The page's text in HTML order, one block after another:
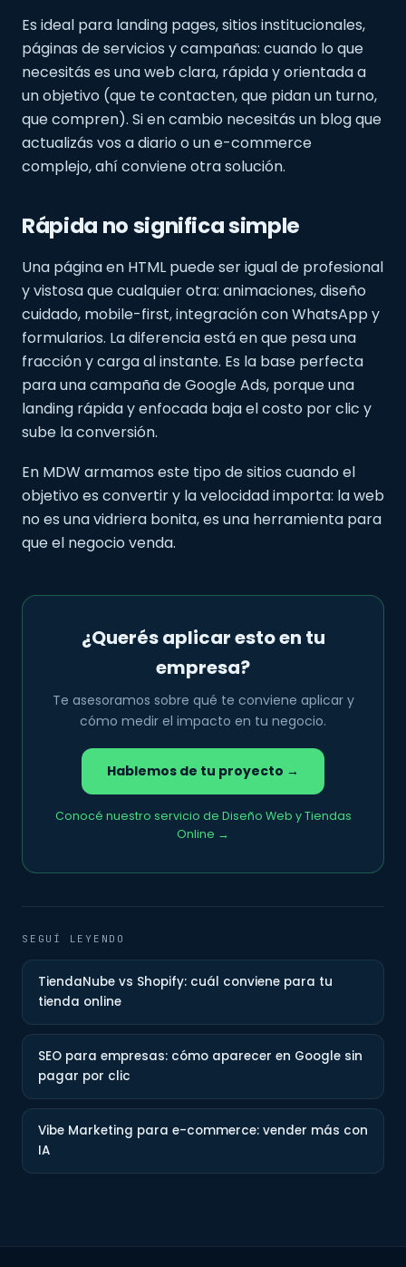
Es ideal para landing pages, sitios institucionales,
páginas de servicios y campañas: cuando lo que
necesitás es una web clara, rápida y orientada a
un objetivo (que te contacten, que pidan un turno,
que compren). Si en cambio necesitás un blog que
actualizás vos a diario o un e-commerce
complejo, ahí conviene otra solución.
Rápida no significa simple
Una página en HTML puede ser igual de profesional
y vistosa que cualquier otra: animaciones, diseño
cuidado, mobile-first, integración con WhatsApp y
formularios. La diferencia está en que pesa una
fracción y carga al instante. Es la base perfecta
para una campaña de Google Ads, porque una
landing rápida y enfocada baja el costo por clic y
sube la conversión.
En MDW armamos este tipo de sitios cuando el
objetivo es convertir y la velocidad importa: la web
no es una vidriera bonita, es una herramienta para
que el negocio venda.
¿Querés aplicar esto en tu
empresa?
Te asesoramos sobre qué te conviene aplicar y
cómo medir el impacto en tu negocio.
Hablemos de tu proyecto →
Conocé nuestro servicio de Diseño Web y Tiendas
Online →
SEGUÍ LEYENDO
TiendaNube vs Shopify: cuál conviene para tu
tienda online
SEO para empresas: cómo aparecer en Google sin
pagar por clic
Vibe Marketing para e-commerce: vender más con
IA